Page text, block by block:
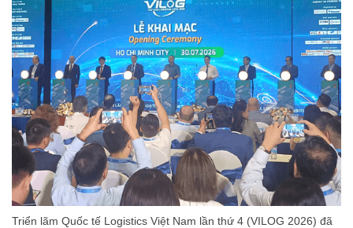
Triển lãm Quốc tế Logistics Việt Nam lần thứ 4 (VILOG 2026) đã